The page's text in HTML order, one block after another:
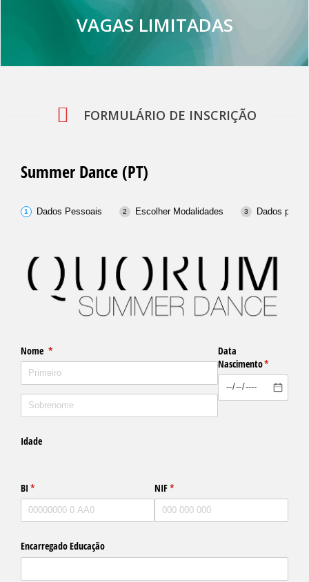
VAGAS LIMITADAS
FORMULÁRIO DE INSCRIÇÃO
Summer Dance (PT)
Dados Pessoais Escolher Modalidades Dados para
Nome *
(obrigatório)
Data
Nascimento*
Idade
BI *
(obrigatório) NIF*
(obrigatório)
Encarregado Educação